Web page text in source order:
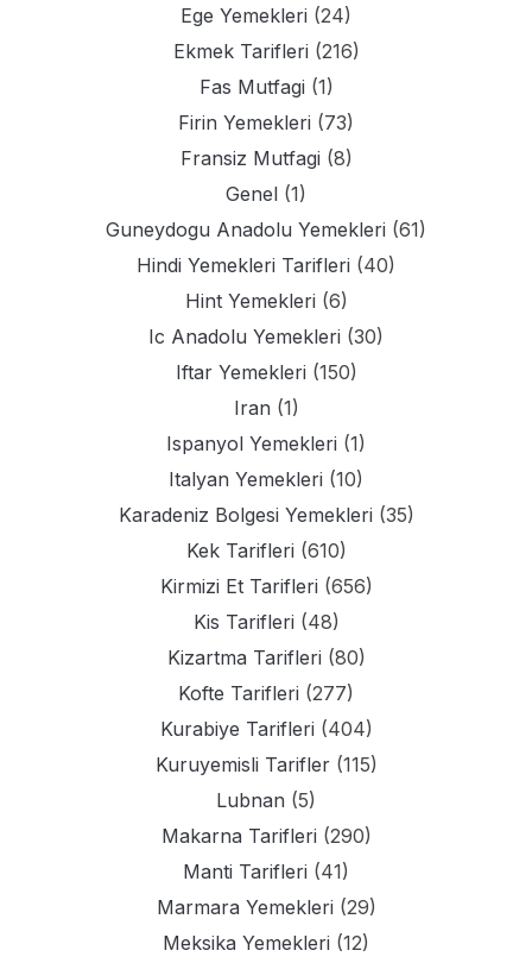
Ege Yemekleri (24)
Ekmek Tarifleri (216)
Fas Mutfagi (1)
Firin Yemekleri (73)
Fransiz Mutfagi (8)
Genel (1)
Guneydogu Anadolu Yemekleri (61)
Hindi Yemekleri Tarifleri (40)
Hint Yemekleri (6)
Ic Anadolu Yemekleri (30)
Iftar Yemekleri (150)
Iran (1)
Ispanyol Yemekleri (1)
Italyan Yemekleri (10)
Karadeniz Bolgesi Yemekleri (35)
Kek Tarifleri (610)
Kirmizi Et Tarifleri (656)
Kis Tarifleri (48)
Kizartma Tarifleri (80)
Kofte Tarifleri (277)
Kurabiye Tarifleri (404)
Kuruyemisli Tarifler(115)
Lubnan (5)
Makarna Tarifleri (290)
Manti Tarifleri (41)
Marmara Yemekleri (29)
Meksika Yemekleri (12)